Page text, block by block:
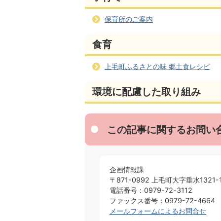
保育所のご案内
食育
上毛町ふるさとの味 郷土食レシピ
環境に配慮した取り組み
この記事に関するお問い
企画情報課
〒871-0992 上毛町大字垂水1321-1
電話番号：0979-72-3112
ファックス番号：0979-72-4664
メールフォームによるお問合せ